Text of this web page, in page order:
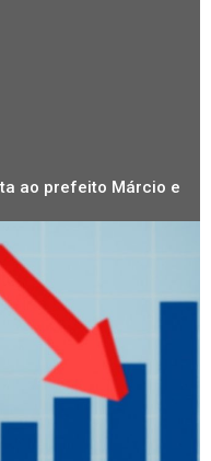
ao prefeito Márcio e